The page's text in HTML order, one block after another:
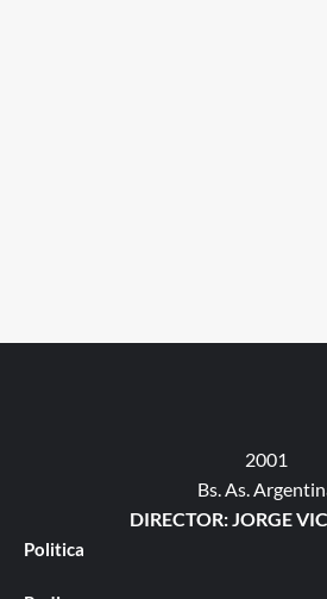
2001
Bs. As.
DIRECTOR: JORGE
Politica